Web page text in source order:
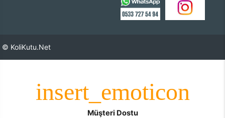
© KoliKutu.Net
Müşteri Dostu